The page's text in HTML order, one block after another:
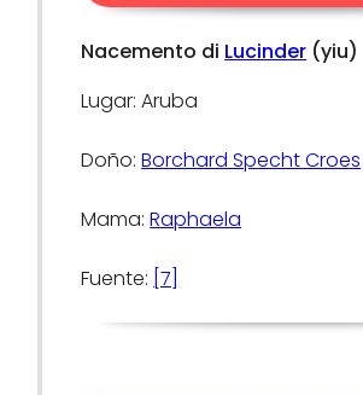
Nacemento di Lucinder (yiu)
Lugar: Aruba
Doño:Borchard Specht Croes
Mama:Raphaela
Fuente: [7]